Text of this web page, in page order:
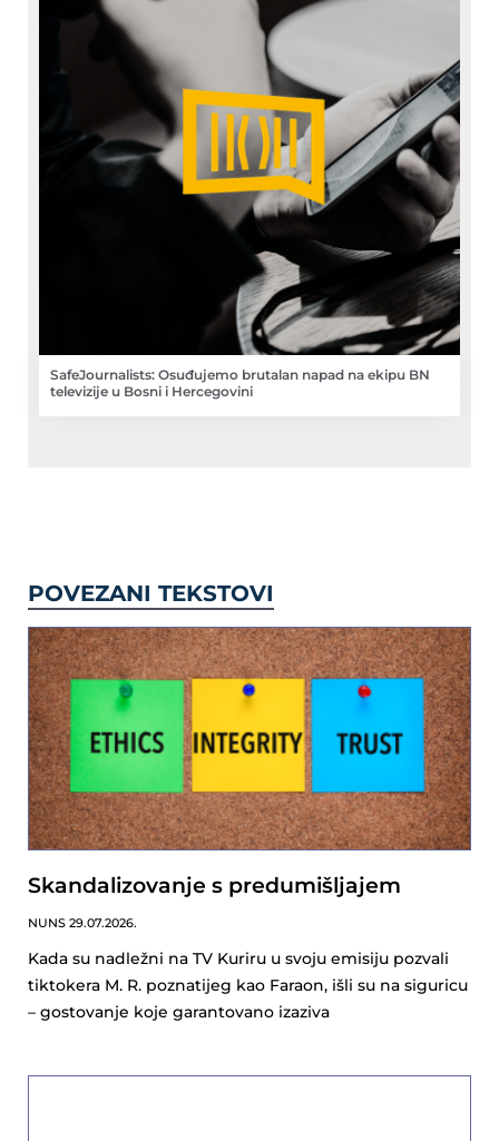
SafeJournalists: Osuđujemo brutalan napad na ekipu BN
televizije u Bosni i Hercegovini
POVEZANI TEKSTOVI
Skandalizovanje s predumišljajem
NUNS 29.07.2026.
Kada su nadležni na TV Kuriru u svoju emisiju pozvali
tiktokera M. R. poznatijeg kao Faraon, išli su na siguricu
– gostovanje koje garantovano izaziva